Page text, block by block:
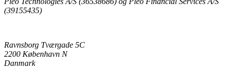
(39155435)
Ravnsborg Tværgade 5C
2200 København N
Danmark